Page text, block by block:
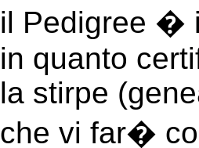
il Pedigree �
in quanto
la stirpe
che vi far�